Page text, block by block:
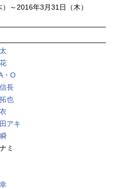
～2016年3月31日（木）
・O
長
也
アキ
ミ